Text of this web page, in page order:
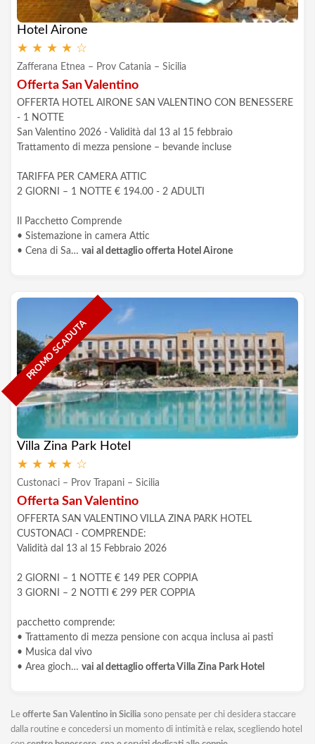
Hotel Airone
★ ★ ★ ★ ☆
Zafferana Etnea – Prov Catania – Sicilia
Offerta San Valentino
OFFERTA HOTEL AIRONE SAN VALENTINO CON BENESSERE
- 1 NOTTE
San Valentino 2026 - Validità dal 13 al 15 febbraio
Trattamento di mezza pensione – bevande incluse
TARIFFA PER CAMERA ATTIC
2 GIORNI – 1 NOTTE € 194.00 - 2 ADULTI
Il Pacchetto Comprende
• Sistemazione in camera Attic
• Cena di Sa… vai al dettaglio offerta Hotel Airone
PROMO SCADUTA
Villa Zina Park Hotel
★ ★ ★ ★ ☆
Custonaci – Prov Trapani – Sicilia
Offerta San Valentino
OFFERTA SAN VALENTINO VILLA ZINA PARK HOTEL
CUSTONACI - COMPRENDE:
Validità dal 13 al 15 Febbraio 2026
2 GIORNI – 1 NOTTE € 149 PER COPPIA
3 GIORNI – 2 NOTTI € 299 PER COPPIA
pacchetto comprende:
• Trattamento di mezza pensione con acqua inclusa ai pasti
• Musica dal vivo
• Area gioch… vai al dettaglio offerta Villa Zina Park Hotel
Le offerte San Valentino in Sicilia sono pensate per chi desidera staccare
dalla routine e concedersi un momento di intimità e relax, scegliendo hotel